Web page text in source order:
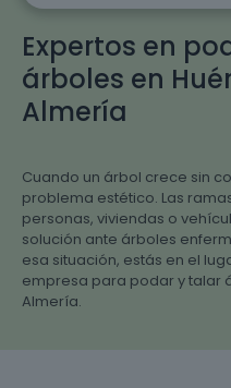
Expertos en
árboles en
Almería
Cuando un árbol crece sin
problema estético. Las
personas, viviendas o
solución ante árboles
esa situación, estás en el
empresa para podar y talar
Almería.